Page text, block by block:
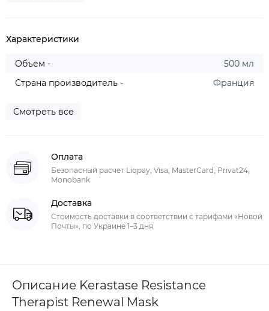
Характеристики
Объем -
500 мл
Страна производитель -
Франция
Смотреть все
Оплата
Безопасный расчет Liqpay, Visa, MasterCard, Privat24,
Monobank
Доставка
Стоимость доставки в соответствии с тарифами «Новой
Почты», по Украине 1–3 дня
Описание Kerastase Resistance
Therapist Renewal Mask